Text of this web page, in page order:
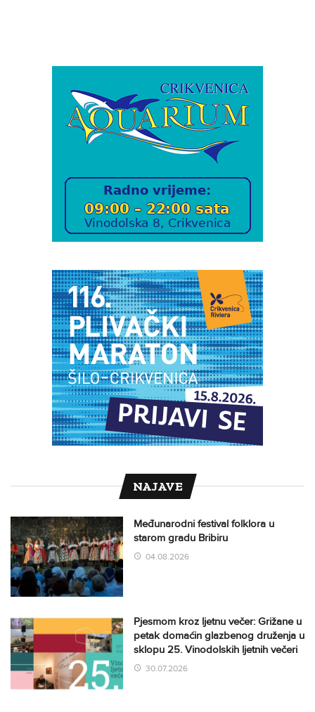
NAJAVE
Međunarodni festival folklora u
starom gradu Bribiru
04.08.2026
Pjesmom kroz ljetnu večer: Grižane u
petak domaćin glazbenog druženja u
sklopu 25. Vinodolskih ljetnih večeri
30.07.2026